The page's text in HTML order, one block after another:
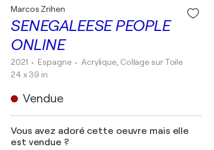
SENEGALEESE PEOPLE
ONLINE
Marcos Zrihen
2021 • Espagne • Acrylique, Collage sur Toile
24 x 39 in
Vendue
Vous avez adoré cette oeuvre mais elle
est vendue ?